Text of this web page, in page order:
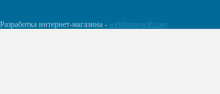
Разработка интернет-магазина - webformyself.com